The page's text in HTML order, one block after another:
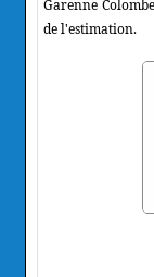
Garenne
de l'estimation.